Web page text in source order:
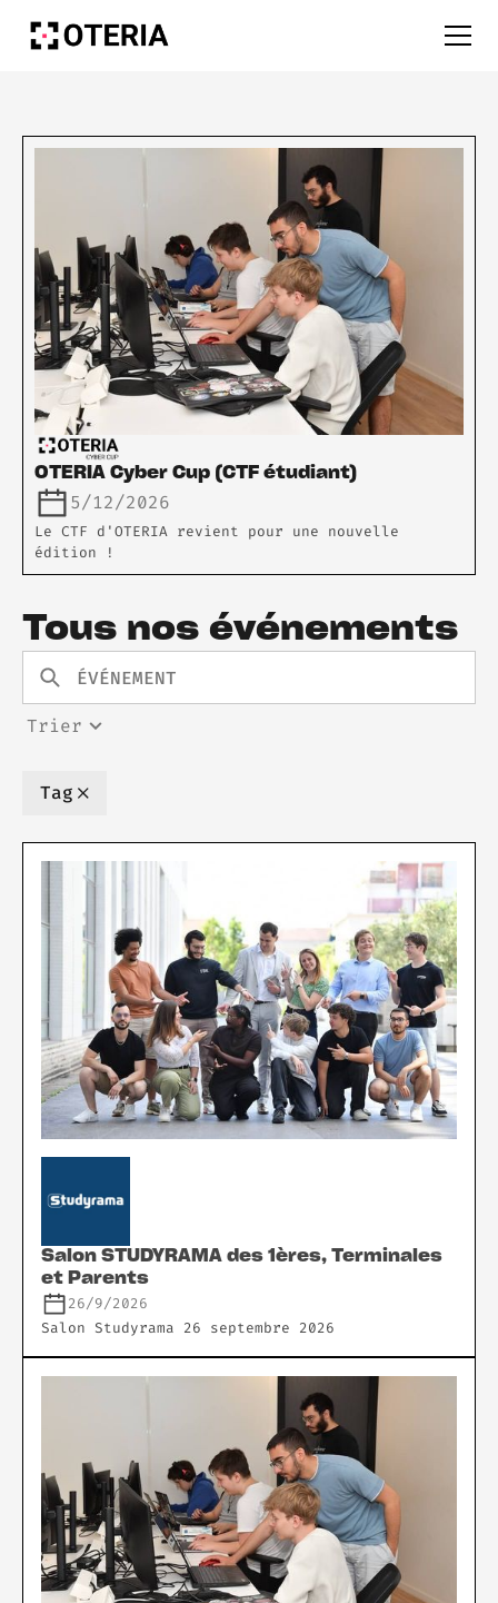
OTERIA Cyber Cup (CTF étudiant)
5/12/2026
Le CTF d'OTERIA revient pour une nouvelle
édition !
Tous nos événements
Trier
Tag
Salon STUDYRAMA des 1ères, Terminales
et Parents
26/9/2026
Salon Studyrama 26 septembre 2026